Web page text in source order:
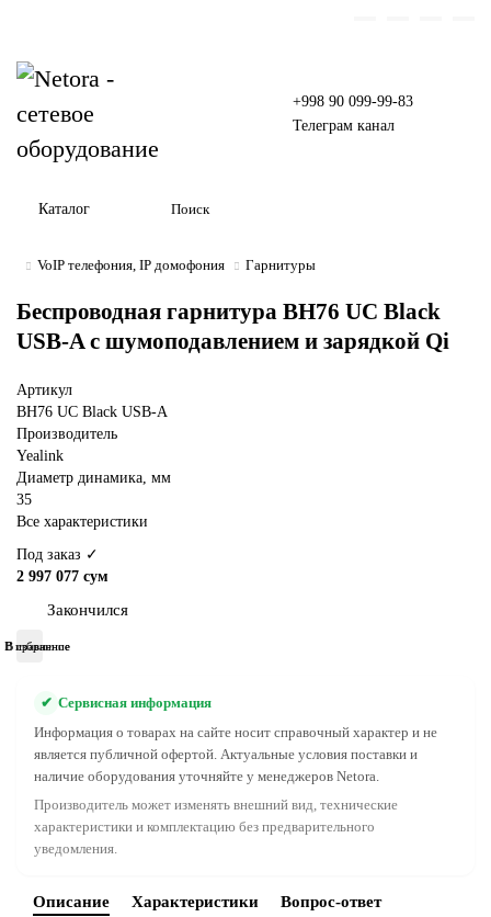
+998 90 099-99-83
Телеграм канал
Каталог
VoIP телефония, IP домофония Гарнитуры
Беспроводная гарнитура BH76 UC Black
USB-A с шумоподавлением и зарядкой Qi
Артикул
BH76 UC Black USB-A
Производитель
Yealink
Диаметр динамика, мм
35
Все характеристики
Под заказ ✓
2 997 077 сум
Закончился
В избранное
В сравнение
✔ Сервисная информация
Информация о товарах на сайте носит справочный характер и не
является публичной офертой. Актуальные условия поставки и
наличие оборудования уточняйте у менеджеров Netora.
Производитель может изменять внешний вид, технические
характеристики и комплектацию без предварительного
уведомления.
Описание Характеристики Вопрос-ответ